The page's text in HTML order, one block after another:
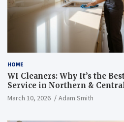
HOME
WI Cleaners: Why It’s the
Service in Northern &
Consultation + Quote)
March 10, 2026 Adam Smith